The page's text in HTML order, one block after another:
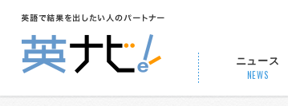
ニュース
NEWS